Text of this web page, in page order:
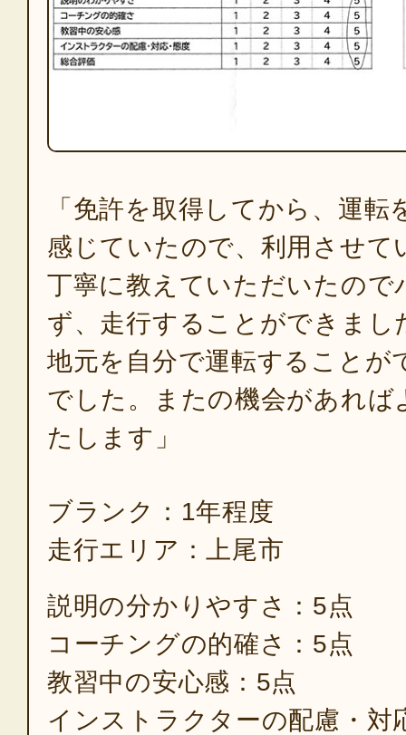
「免許を取得してから、運
感じていたので、利用させて
丁寧に教えていただいたので
ず、走行することができまし
地元を自分で運転することが
でした。またの機会があれば
たします」
ブランク：1年程度
走行エリア：上尾市
説明の分かりやすさ：5点
コーチングの的確さ：5点
教習中の安心感：5点
インストラクターの配慮・対